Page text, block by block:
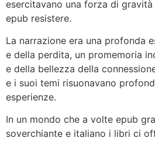
esercitavano una forza di
epub resistere.
La narrazione era una profonda
e della perdita, un promemoria
e della bellezza della
e i suoi temi risuonavano
esperienze.
In un mondo che a volte epub
soverchiante e italiano i libri ci